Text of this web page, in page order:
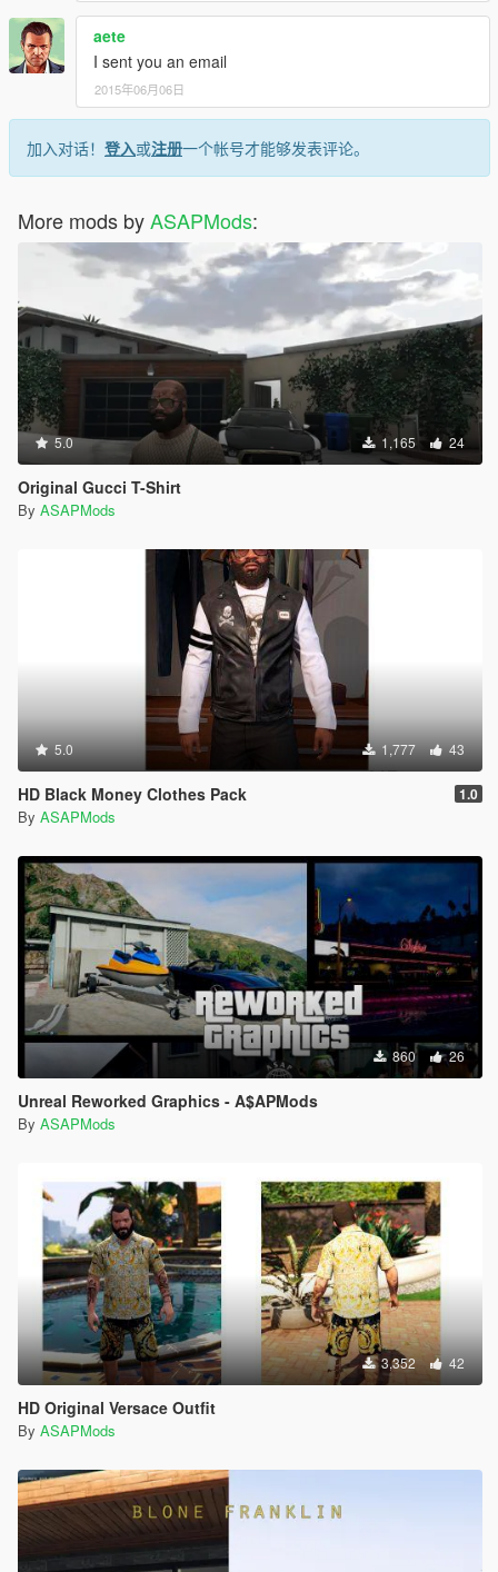
aete
I sent you an email
2015年06月06日
加入对话！ 登入或注册一个帐号才能够发表评论。
More mods byASAPMods:
5.0 1,165 24
Original Gucci T-Shirt
By ASAPMods
5.0 1,777 43
HD Black Money Clothes Pack 1.0
By ASAPMods
860 26
Unreal Reworked Graphics - A$APMods
By ASAPMods
3,352 42
HD Original Versace Outfit
By ASAPMods